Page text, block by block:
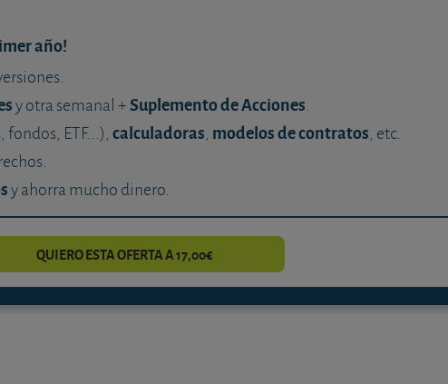
año!
y otra semanal +Suplemento de Acciones.
fondos, ETF...),calculadoras, modelos de contratos, etc.
y ahorra mucho dinero.
QUIERO ESTA OFERTA A 17,00€